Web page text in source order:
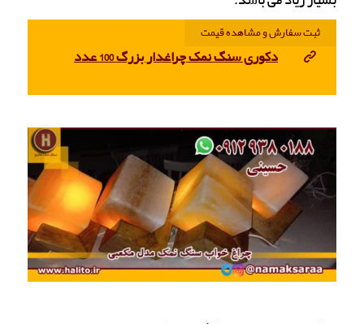
ثبت سفارش و مشاهده قیمت
دکوری سنگ نمک چراغدار بزرگ 100 عدد